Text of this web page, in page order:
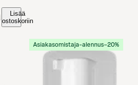
Lisää
ostoskoriin
Asiakasomistaja-alennus−20%